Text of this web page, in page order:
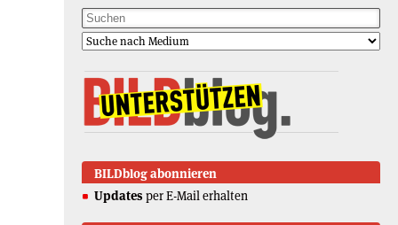
BILDblog abonnieren
Updates per E-Mail erhalten